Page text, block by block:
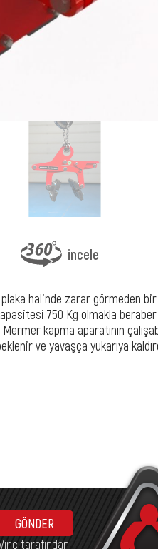
incele
halinde zarar görmeden
750 Kg olmakla
kapma aparatının
ve yavaşça yukarıya
GÖNDER
tarafından